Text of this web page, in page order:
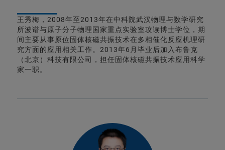
王秀梅，2008年至2013年在中科院武汉物理与数学研究
所波谱与原子分子物理国家重点实验室攻读博士学位，期
间主要从事原位固体核磁共振技术在多相催化反应机理研
究方面的应用相关工作。2013年6月毕业后加入布鲁克
（北京）科技有限公司，担任固体核磁共振技术应用科学
家一职。